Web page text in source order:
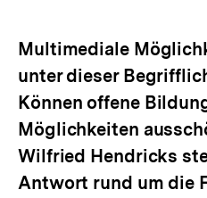
Multimediale
unter dieser
Können offene
Möglichkeiten
Wilfried Hendricks
Antwort rund um die